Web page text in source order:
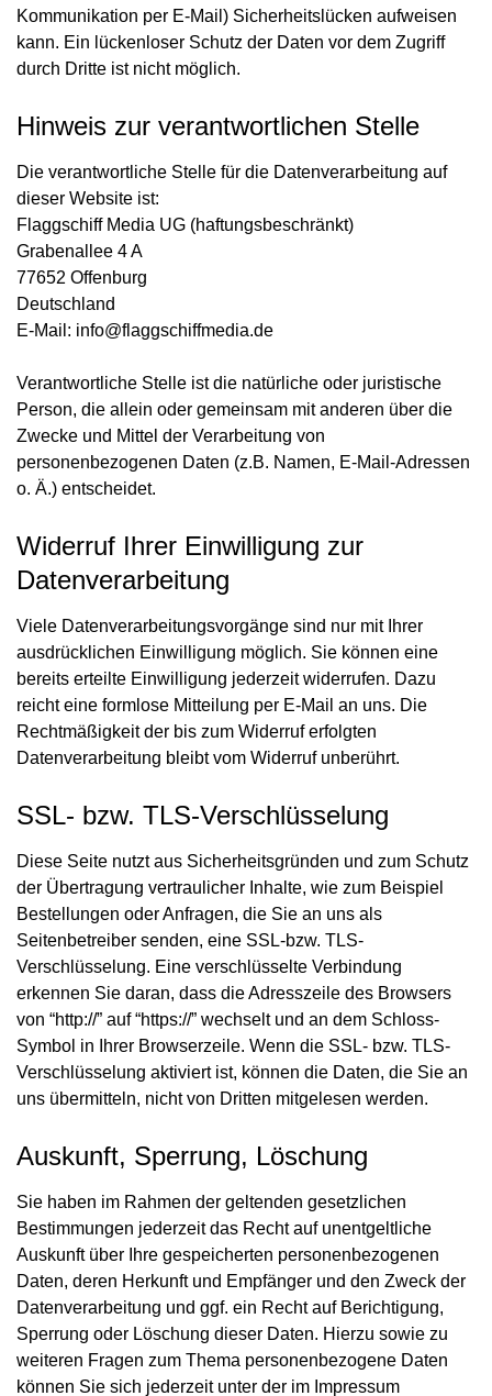
Kommunikation per E-Mail) Sicherheitslücken aufweisen
kann. Ein lückenloser Schutz der Daten vor dem Zugriff
durch Dritte ist nicht möglich.
Hinweis zur verantwortlichen Stelle
Die verantwortliche Stelle für die Datenverarbeitung auf
dieser Website ist:
Flaggschiff Media UG (haftungsbeschränkt)
Grabenallee 4 A
77652 Offenburg
Deutschland
E-Mail: info@flaggschiffmedia.de
Verantwortliche Stelle ist die natürliche oder juristische
Person, die allein oder gemeinsam mit anderen über die
Zwecke und Mittel der Verarbeitung von
personenbezogenen Daten (z.B. Namen, E-Mail-Adressen
o. Ä.) entscheidet.
Widerruf Ihrer Einwilligung zur
Datenverarbeitung
Viele Datenverarbeitungsvorgänge sind nur mit Ihrer
ausdrücklichen Einwilligung möglich. Sie können eine
bereits erteilte Einwilligung jederzeit widerrufen. Dazu
reicht eine formlose Mitteilung per E-Mail an uns. Die
Rechtmäßigkeit der bis zum Widerruf erfolgten
Datenverarbeitung bleibt vom Widerruf unberührt.
SSL- bzw. TLS-Verschlüsselung
Diese Seite nutzt aus Sicherheitsgründen und zum Schutz
der Übertragung vertraulicher Inhalte, wie zum Beispiel
Bestellungen oder Anfragen, die Sie an uns als
Seitenbetreiber senden, eine SSL-bzw. TLS-
Verschlüsselung. Eine verschlüsselte Verbindung
erkennen Sie daran, dass die Adresszeile des Browsers
von “http://” auf “https://” wechselt und an dem Schloss-
Symbol in Ihrer Browserzeile. Wenn die SSL- bzw. TLS-
Verschlüsselung aktiviert ist, können die Daten, die Sie an
uns übermitteln, nicht von Dritten mitgelesen werden.
Auskunft, Sperrung, Löschung
Sie haben im Rahmen der geltenden gesetzlichen
Bestimmungen jederzeit das Recht auf unentgeltliche
Auskunft über Ihre gespeicherten personenbezogenen
Daten, deren Herkunft und Empfänger und den Zweck der
Datenverarbeitung und ggf. ein Recht auf Berichtigung,
Sperrung oder Löschung dieser Daten. Hierzu sowie zu
weiteren Fragen zum Thema personenbezogene Daten
können Sie sich jederzeit unter der im Impressum